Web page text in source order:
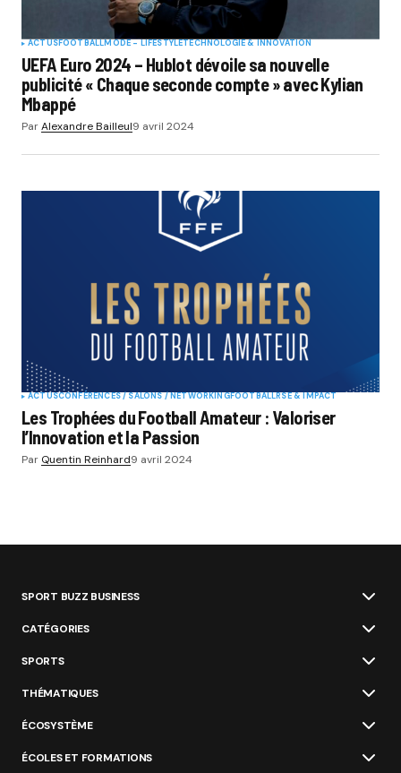
ACTUSFOOTBALLMODE - LIFESTYLETECHNOLOGIE & INNOVATION
UEFA Euro 2024 – Hublot dévoile sa nouvelle
publicité « Chaque seconde compte » avec Kylian
Mbappé
ParAlexandre Bailleul9 avril 2024
ACTUSCONFÉRENCES / SALONS / NETWORKINGFOOTBALLRSE & IMPACT
Les Trophées du Football Amateur : Valoriser
l’Innovation et la Passion
Par Quentin Reinhard9 avril 2024
SPORT BUZZ BUSINESS
CATÉGORIES
SPORTS
THÉMATIQUES
ÉCOSYSTÈME
ÉCOLES ET FORMATIONS